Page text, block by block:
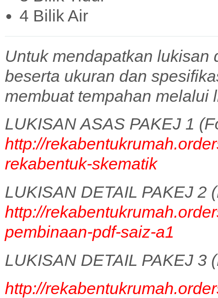
4 Bilik Air
Untuk mendapatkan
beserta ukuran dan
membuat tempahan melalui
LUKISAN ASAS PAKEJ 1
http://
rekabentuk-skematik
LUKISAN DETAIL PAKEJ 2
http://
pembinaan-pdf-saiz-a1
LUKISAN DETAIL PAKEJ 3
http://